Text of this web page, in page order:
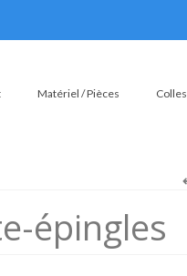
Matériel / Pièces Colles
épingles